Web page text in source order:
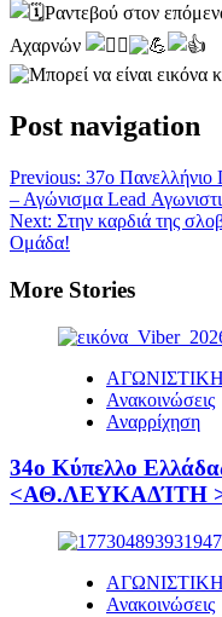
Ραντεβού στον
Αχαρνών
Post navigation
Previous: 37ο Πανελλήνιο
– Αγώνισμα Lead
Next: Στην καρδιά της
Ομάδα!
More Stories
Ανακοινώσεις
Αναρρίχηση
34ο Κύπελλο
<ΑΘ.ΛΕΥΚΑΔΊΤΗ
Ανακοινώσεις